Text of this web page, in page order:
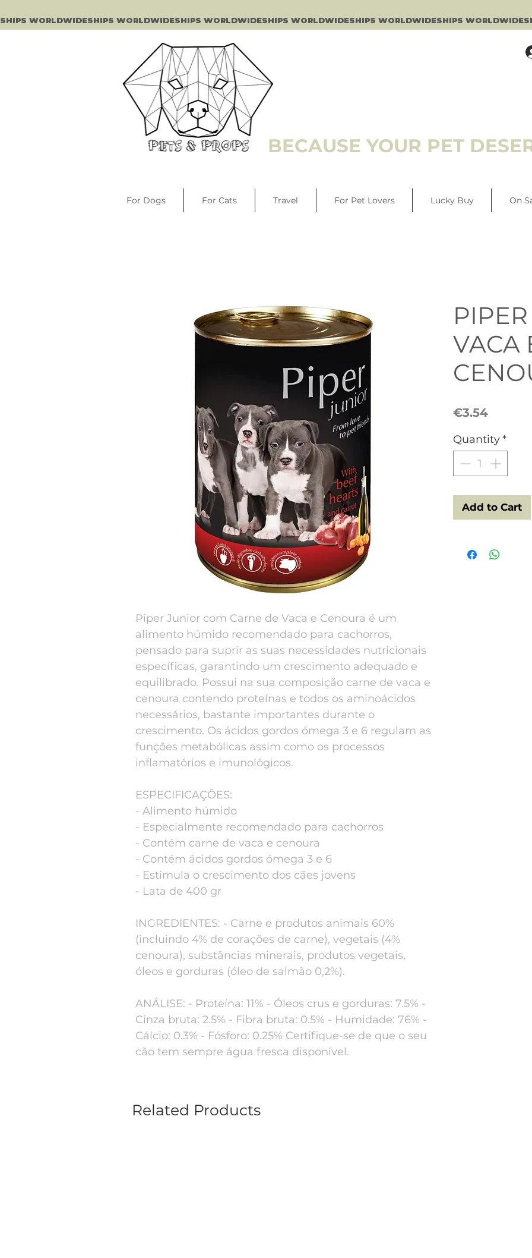
SHIPS WORLDWIDE
BECAUSE YOUR PET
For Dogs For Cats Travel For Pet Lovers Lucky Buy On
Piper Junior com Carne de Vaca e Cenoura é um
alimento húmido recomendado para cachorros,
pensado para suprir as suas necessidades nutricionais
específicas, garantindo um crescimento adequado e
equilibrado. Possui na sua composição carne de vaca e
cenoura contendo proteínas e todos os aminoácidos
necessários, bastante importantes durante o
crescimento. Os ácidos gordos ómega 3 e 6 regulam as
funções metabólicas assim como os processos
inflamatórios e imunológicos.
ESPECIFICAÇÕES:
- Alimento húmido
- Especialmente recomendado para cachorros
- Contém carne de vaca e cenoura
- Contém ácidos gordos ómega 3 e 6
- Estimula o crescimento dos cães jovens
- Lata de 400 gr
INGREDIENTES: - Carne e produtos animais 60%
(incluindo 4% de corações de carne), vegetais (4%
cenoura), substâncias minerais, produtos vegetais,
óleos e gorduras (óleo de salmão 0,2%).
ANÁLISE: - Proteína: 11% - Óleos crus e gorduras: 7.5% -
Cinza bruta: 2.5% - Fibra bruta: 0.5% - Humidade: 76% -
Cálcio: 0.3% - Fósforo: 0.25% Certifique-se de que o seu
cão tem sempre água fresca disponível.
VACA
€3.54Price
Quantity *
Add to Cart
Related Products